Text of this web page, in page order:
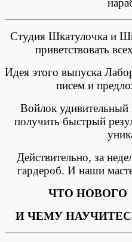
Студия Шкатулочка и
приветствовать
Идея этого выпуска
писем и
Войлок удивительный
получить быстрый
Действительно, за
гардероб. И наши
ЧТО НОВОГО
И ЧЕМУ